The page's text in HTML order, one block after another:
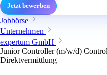
Jetzt bewerben
Jobbörse
Unternehmen
expertum GmbH
Junior Controller (m/w/d)
Direktvermittlung